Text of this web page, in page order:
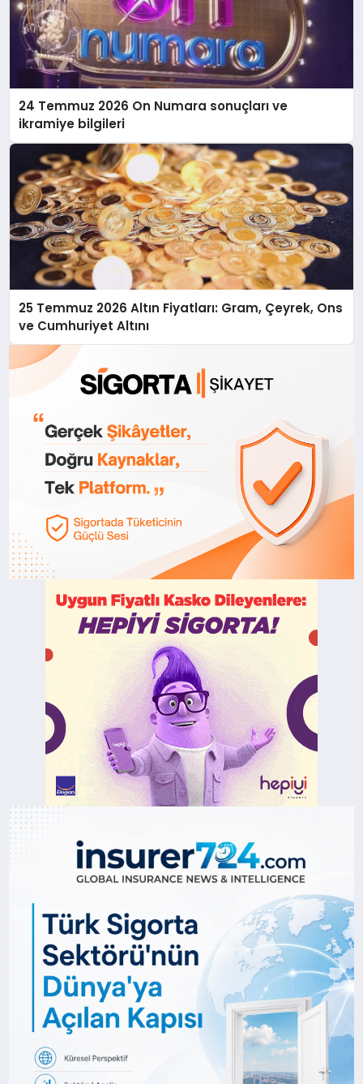
24 Temmuz 2026 On Numara sonuçları ve
ikramiye bilgileri
25 Temmuz 2026 Altın Fiyatları: Gram, Çeyrek, Ons
ve Cumhuriyet Altını